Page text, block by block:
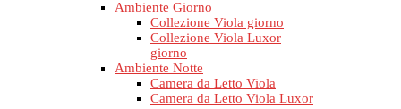
Ambiente Giorno
Collezione Viola giorno
Collezione Viola Luxor
giorno
Ambiente Notte
Camera da Letto Viola
Camera da Letto Viola Luxor